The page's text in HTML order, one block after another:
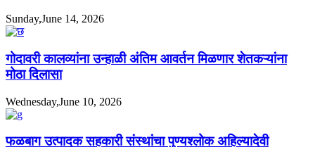
Sunday,June 14, 2026
गोदावरी कालव्यांना उन्हाळी अंतिम आवर्तन मिळणार शेतकऱ्यांना
मोठा दिलासा
Wednesday,June 10, 2026
फळबाग उत्पादक सहकारी संस्थांचा पुण्यश्लोक अहिल्यादेवी